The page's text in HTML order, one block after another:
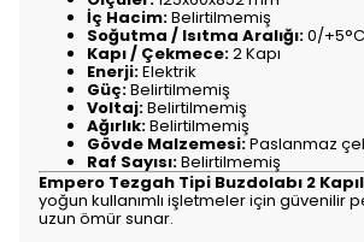
İç Hacim:Belirtilmemiş
Soğutma / Isıtma Aralığı:0/+5°C
Kapı / Çekmece:2 Kapı
Enerji:Elektrik
Güç:Belirtilmemiş
Voltaj:Belirtilmemiş
Ağırlık:Belirtilmemiş
Gövde Malzemesi:Paslanmaz
Raf Sayısı:Belirtilmemiş
Empero Tezgah Tipi Buzdolabı 2
yoğun kullanımlı işletmeler için güvenilir
uzun ömür sunar.